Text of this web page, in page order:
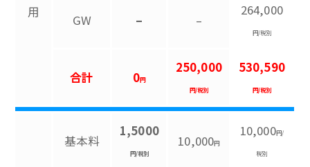
用
GW – –
264,000
円/税別
合計 0円
250,000
円/税別
530,590
円/税別
基本料
1,5000
円/税別
10,000円
10,000円/
税別